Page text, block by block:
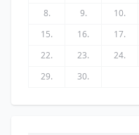
8.
9. 10.
15.
16. 17.
22.
23. 24.
29.
30.